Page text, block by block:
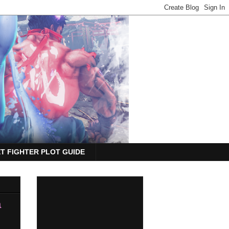
FIGHTER PLOT GUIDE